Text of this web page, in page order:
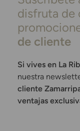
disfruta de
de cliente
Si vives en La
nuestra
cliente
ventajas